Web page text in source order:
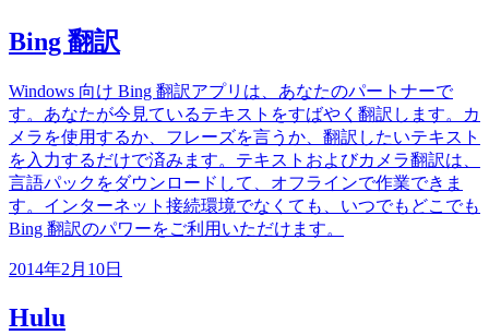
Bing 翻訳
Windows 向け Bing 翻訳アプリは、あなたのパートナーで
す。あなたが今見ているテキストをすばやく翻訳します。カ
メラを使用するか、フレーズを言うか、翻訳したいテキスト
を入力するだけで済みます。テキストおよびカメラ翻訳は、
言語パックをダウンロードして、オフラインで作業できま
す。インターネット接続環境でなくても、いつでもどこでも
Bing 翻訳のパワーをご利用いただけます。
2014年2月10日
Hulu